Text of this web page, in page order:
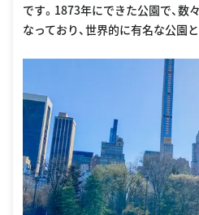
です。1873年にできた公園で、数
なっており、世界的に有名な公園